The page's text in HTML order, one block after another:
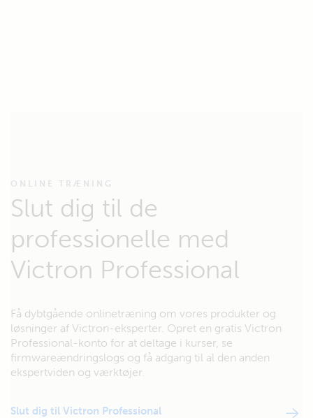
ONLINE TRÆNING
Slut dig til de
professionelle med
Victron Professional
Få dybtgående onlinetræning om vores produkter og
løsninger af Victron-eksperter. Opret en gratis Victron
Professional-konto for at deltage i kurser, se
firmwareændringslogs og få adgang til al den anden
ekspertviden og værktøjer.
Slut dig til Victron Professional